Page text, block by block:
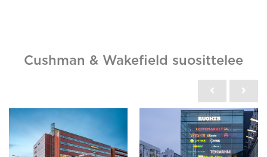
Cushman & Wakefield suosittelee